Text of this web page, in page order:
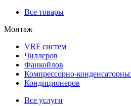
Все товары
Монтаж
VRF систем
Чиллеров
Фанкойлов
Компрессорно-
Кондиционеров
Все услуги